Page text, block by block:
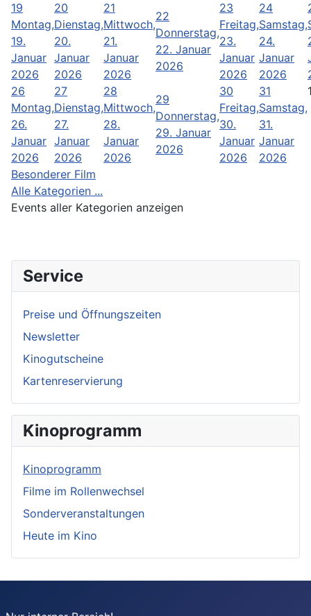
19
Montag,
19.
Januar
2026
20
Dienstag,
20.
Januar
2026
21
Mittwoch,
21.
Januar
2026
22
Donnerstag,
22. Januar
2026
23
Freitag,
23.
Januar
2026
24
Samstag,
24.
Januar
2026
26
Montag,
26.
Januar
2026
27
Dienstag,
27.
Januar
2026
28
Mittwoch,
28.
Januar
2026
29
Donnerstag,
29. Januar
2026
30
Freitag,
30.
Januar
2026
31
Samstag,
31.
Januar
2026
Besonderer Film
Alle Kategorien ...
Events aller Kategorien anzeigen
Service
Preise und Öffnungszeiten
Newsletter
Kinogutscheine
Kartenreservierung
Kinoprogramm
Kinoprogramm
Filme im Rollenwechsel
Sonderveranstaltungen
Heute im Kino